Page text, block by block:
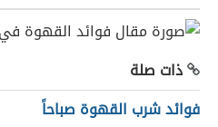
ذات صلة
فوائد شرب القهوة صباحاً